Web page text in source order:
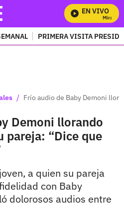
EN VIVO
Mira
PRIMERA VISITA
/ Frío audio de Baby Demoni
Demoni llorando
pareja: “Dice que
a quien su pareja
con Baby
dolorosos audios entre